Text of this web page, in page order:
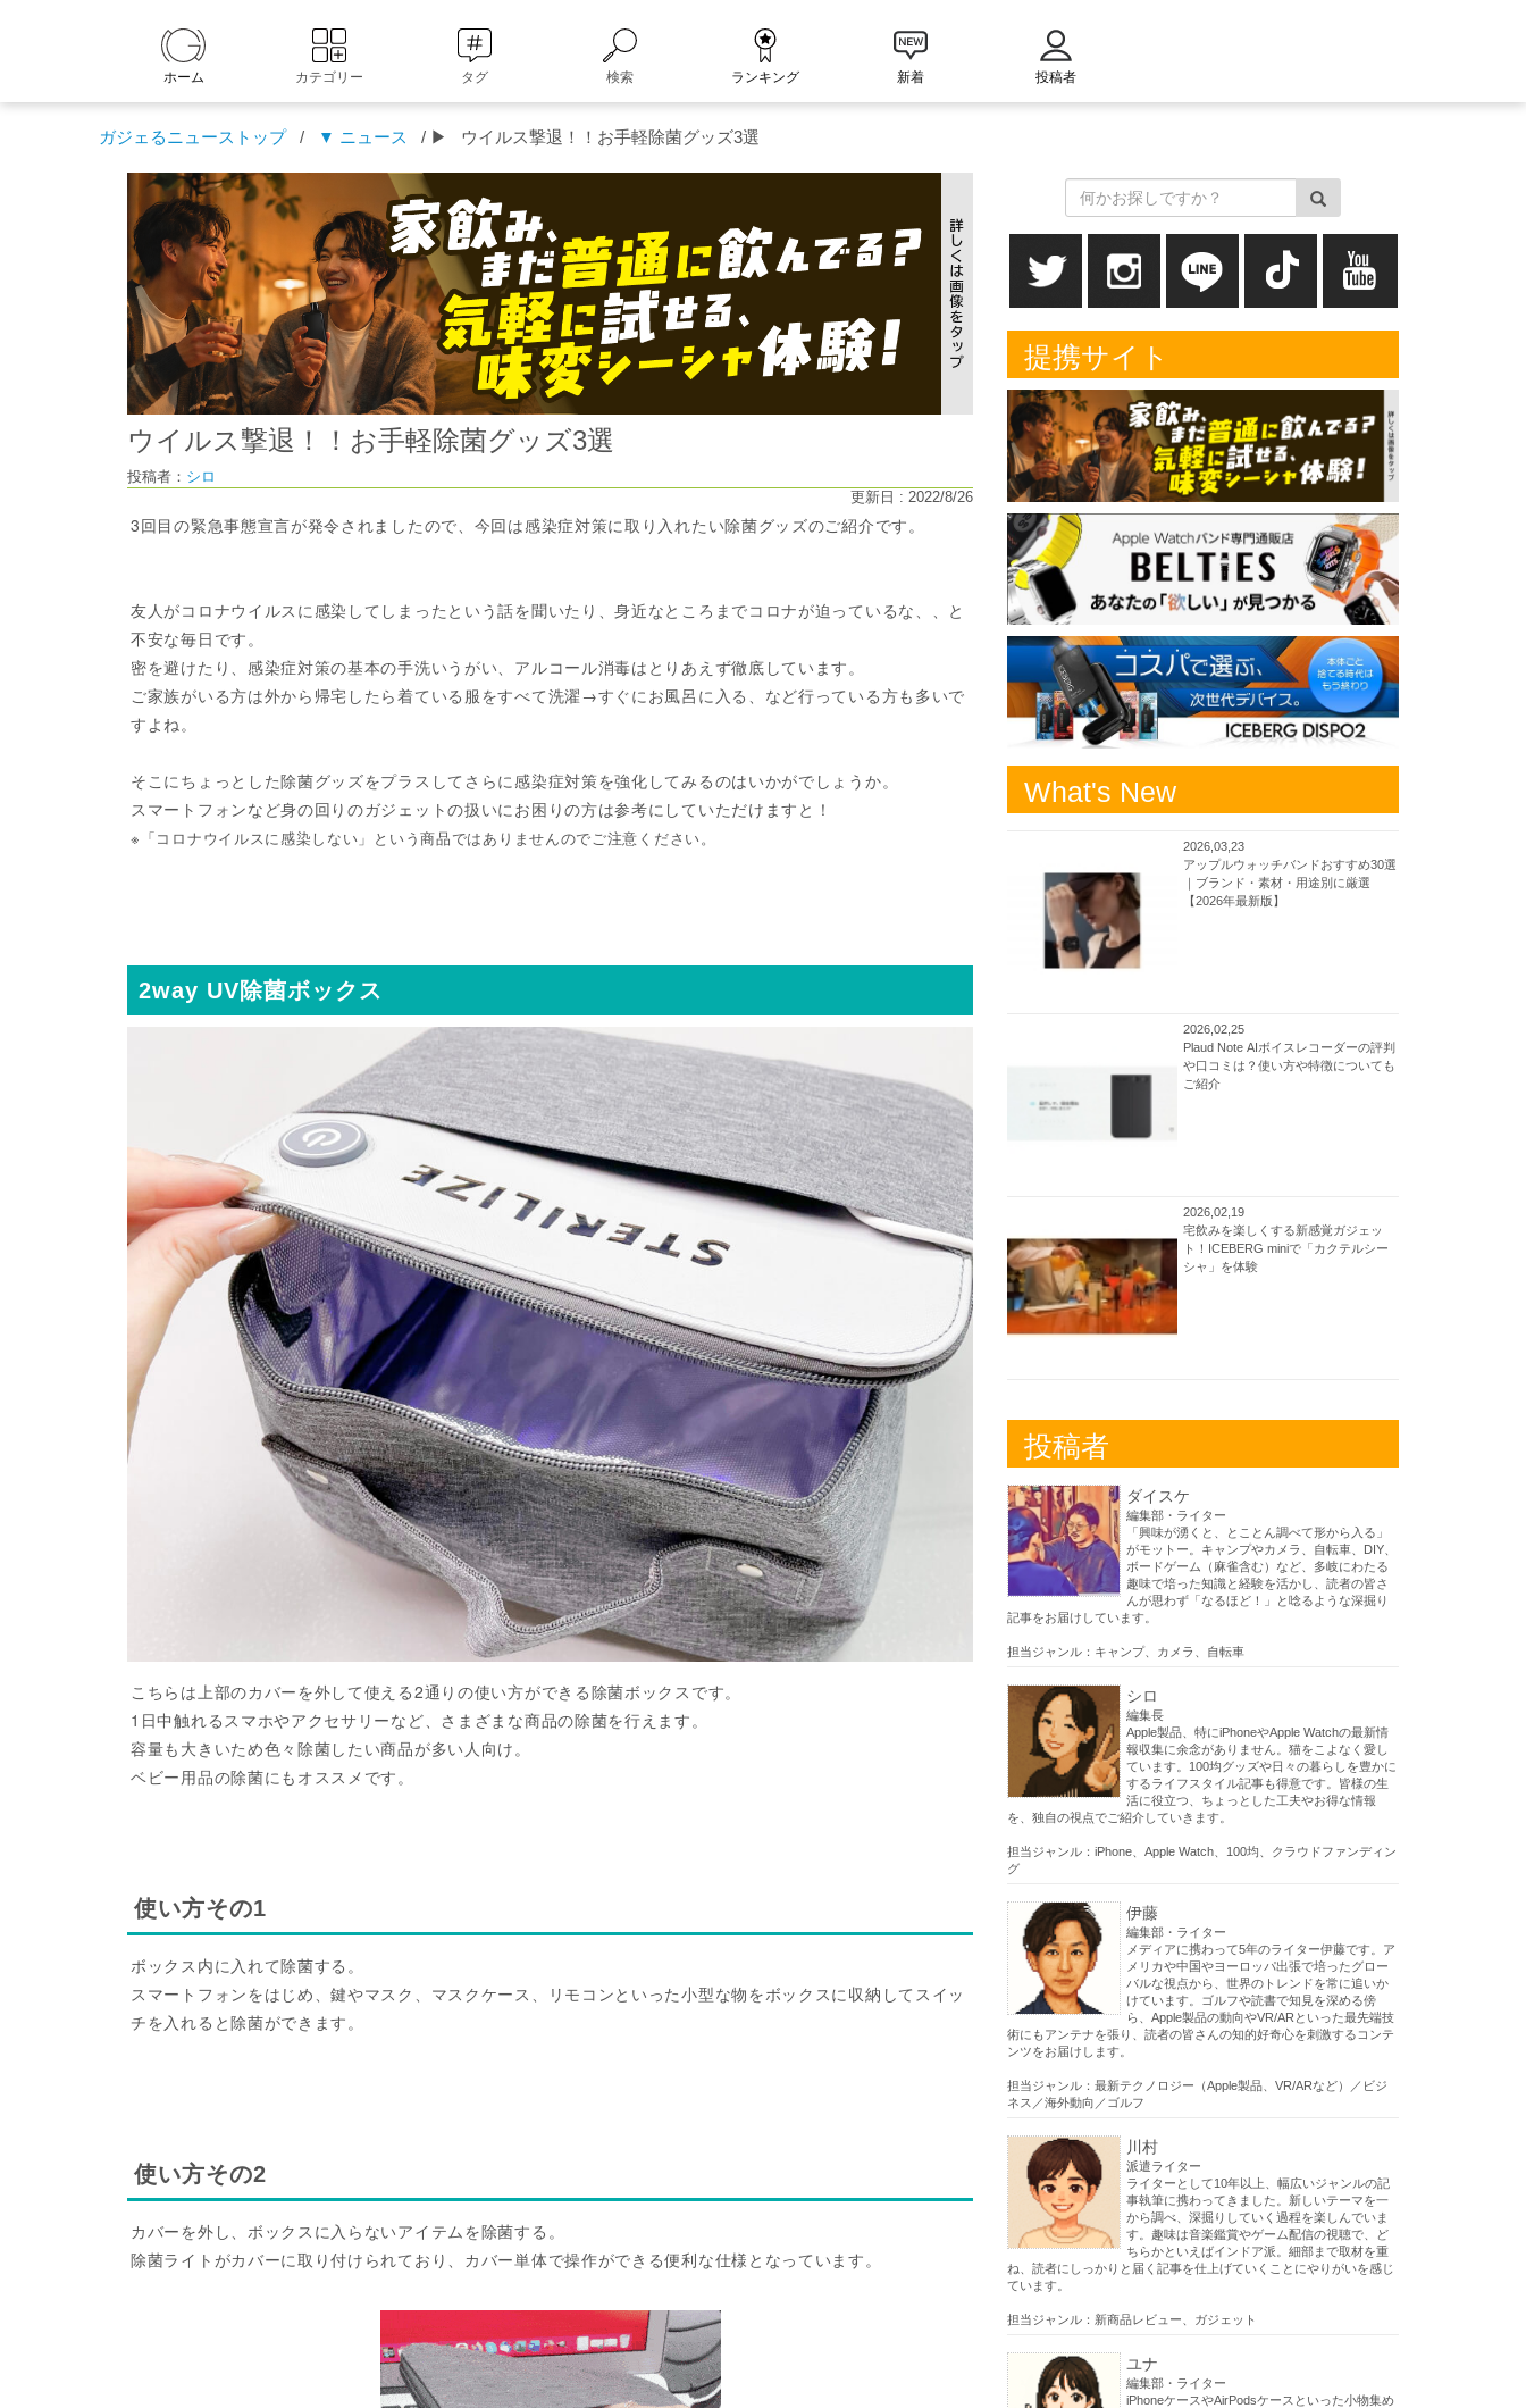
ホーム カテゴリー タグ 検索 ランキング 新着 投稿者
ガジェるニューストップ / ▼ ニュース / ▶ ウイルス撃退！！お手軽除菌グッズ3選
ウイルス撃退！！お手軽除菌グッズ3選
投稿者： シロ
更新日 : 2022/8/26
3回目の緊急事態宣言が発令されましたので、今回は感染症対策に取り入れたい除菌グッズのご紹介です。
友人がコロナウイルスに感染してしまったという話を聞いたり、身近なところまでコロナが迫っているな、、と
不安な毎日です。
密を避けたり、感染症対策の基本の手洗いうがい、アルコール消毒はとりあえず徹底しています。
ご家族がいる方は外から帰宅したら着ている服をすべて洗濯→すぐにお風呂に入る、など行っている方も多いで
すよね。
そこにちょっとした除菌グッズをプラスしてさらに感染症対策を強化してみるのはいかがでしょうか。
スマートフォンなど身の回りのガジェットの扱いにお困りの方は参考にしていただけますと！
※「コロナウイルスに感染しない」という商品ではありませんのでご注意ください。
2way UV除菌ボックス
こちらは上部のカバーを外して使える2通りの使い方ができる除菌ボックスです。
1日中触れるスマホやアクセサリーなど、さまざまな商品の除菌を行えます。
容量も大きいため色々除菌したい商品が多い人向け。
ベビー用品の除菌にもオススメです。
使い方その1
ボックス内に入れて除菌する。
スマートフォンをはじめ、鍵やマスク、マスクケース、リモコンといった小型な物をボックスに収納してスイッ
チを入れると除菌ができます。
使い方その2
カバーを外し、ボックスに入らないアイテムを除菌する。
除菌ライトがカバーに取り付けられており、カバー単体で操作ができる便利な仕様となっています。
提携サイト
What's New
2026,03,23
アップルウォッチバンドおすすめ30選
｜ブランド・素材・用途別に厳選
【2026年最新版】
2026,02,25
Plaud Note AIボイスレコーダーの評判
や口コミは？使い方や特徴についても
ご紹介
2026,02,19
宅飲みを楽しくする新感覚ガジェッ
ト！ICEBERG miniで「カクテルシー
シャ」を体験
投稿者
ダイスケ
編集部・ライター
「興味が湧くと、とことん調べて形から入る」
がモットー。キャンプやカメラ、自転車、DIY、
ボードゲーム（麻雀含む）など、多岐にわたる
趣味で培った知識と経験を活かし、読者の皆さ
んが思わず「なるほど！」と唸るような深掘り
記事をお届けしています。
担当ジャンル：キャンプ、カメラ、自転車
シロ
編集長
Apple製品、特にiPhoneやApple Watchの最新情
報収集に余念がありません。猫をこよなく愛し
ています。100均グッズや日々の暮らしを豊かに
するライフスタイル記事も得意です。皆様の生
活に役立つ、ちょっとした工夫やお得な情報
を、独自の視点でご紹介していきます。
担当ジャンル：iPhone、Apple Watch、100均、クラウドファンディン
グ
伊藤
編集部・ライター
メディアに携わって5年のライター伊藤です。ア
メリカや中国やヨーロッパ出張で培ったグロー
バルな視点から、世界のトレンドを常に追いか
けています。ゴルフや読書で知見を深める傍
ら、Apple製品の動向やVR/ARといった最先端技
術にもアンテナを張り、読者の皆さんの知的好奇心を刺激するコンテ
ンツをお届けします。
担当ジャンル：最新テクノロジー（Apple製品、VR/ARなど）／ビジ
ネス／海外動向／ゴルフ
川村
派遣ライター
ライターとして10年以上、幅広いジャンルの記
事執筆に携わってきました。新しいテーマを一
から調べ、深掘りしていく過程を楽しんでいま
す。趣味は音楽鑑賞やゲーム配信の視聴で、ど
ちらかといえばインドア派。細部まで取材を重
ね、読者にしっかりと届く記事を仕上げていくことにやりがいを感じ
ています。
担当ジャンル：新商品レビュー、ガジェット
ユナ
編集部・ライター
iPhoneケースやAirPodsケースといった小物集め